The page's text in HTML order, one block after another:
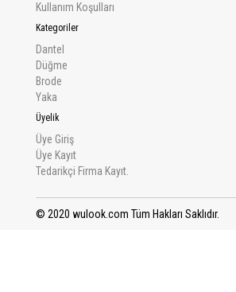
Kullanım Koşulları
Kategoriler
Dantel
Düğme
Brode
Yaka
Üyelik
Üye Giriş
Üye Kayıt
Tedarikçi Firma Kayıt.
© 2020 wulook.com Tüm Hakları Saklıdır.